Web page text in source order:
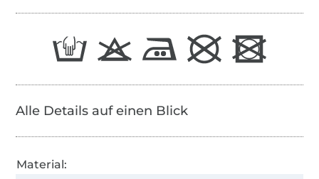
Alle Details auf einen Blick
Material: